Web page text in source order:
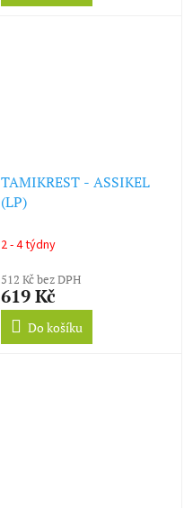
TAMIKREST - ASSIKEL
(LP)
2 - 4 týdny
512 Kč bez DPH
619 Kč
Do košíku